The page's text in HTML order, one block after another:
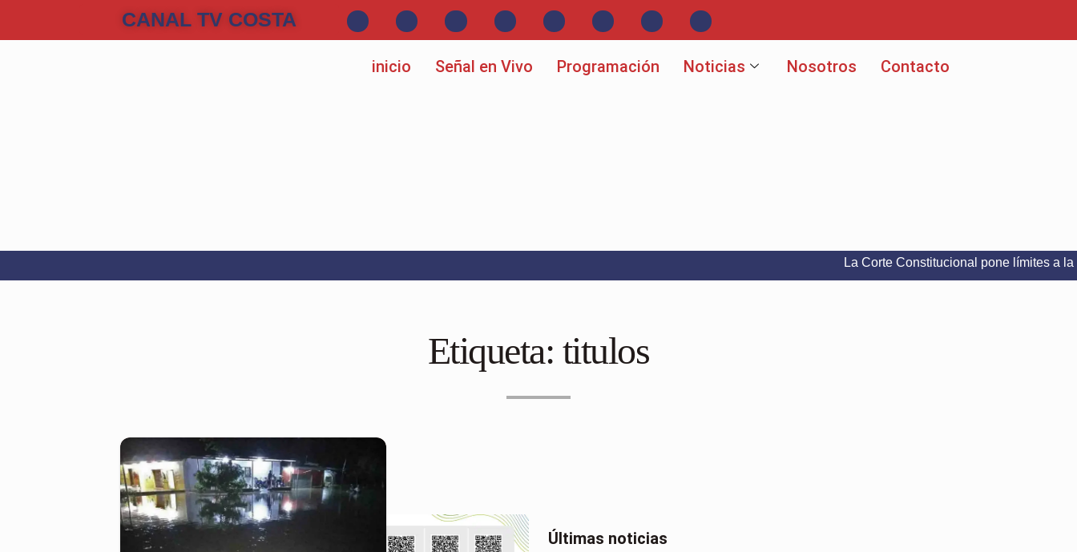
CANAL TV COSTA
inicio Señal en Vivo Programación Noticias Nosotros Contacto
La Corte Constitucional pone límites a la libertad
Etiqueta: titulos
Últimas noticias